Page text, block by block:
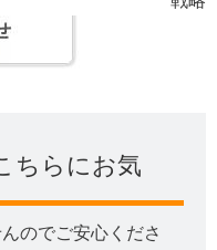
ちらにお気
のでご安心くださ